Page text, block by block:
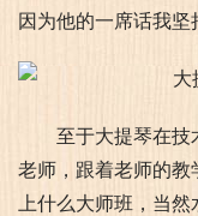
因为他的一席话我坚
至于大提琴在技
老师，跟着老师的
上什么大师班，当